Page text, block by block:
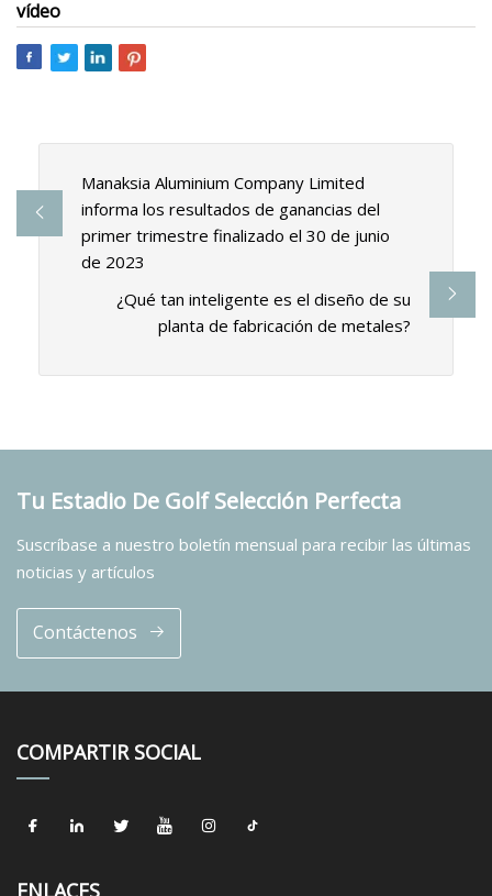
vídeo
Manaksia Aluminium Company Limited
informa los resultados de ganancias del
primer trimestre finalizado el 30 de junio
de 2023
¿Qué tan inteligente es el diseño de su
planta de fabricación de metales?
Tu Estadio De Golf Selección Perfecta
Suscríbase a nuestro boletín mensual para recibir las últimas
noticias y artículos
Contáctenos
COMPARTIR SOCIAL
ENLACES